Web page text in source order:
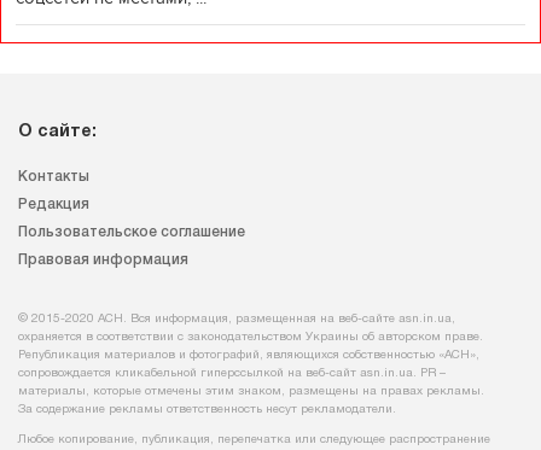
О сайте:
Контакты
Редакция
Пользовательское соглашение
Правовая информация
© 2015-2020 АСН. Вся информация, размещенная на веб-сайте asn.in.ua,
охраняется в соответствии с законодательством Украины об авторском праве.
Републикация материалов и фотографий, являющихся собственностью «АСН»,
сопровождается кликабельной гиперссылкой на веб-сайт asn.іn.ua. PR –
материалы, которые отмечены этим знаком, размещены на правах рекламы.
За содержание рекламы ответственность несут рекламодатели.
Любое копирование, публикация, перепечатка или следующее распространение